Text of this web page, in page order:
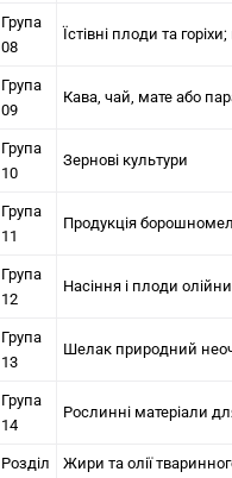
Група
08
Їстівні плоди та
Група
09
Кава, чай, мате або
Група
10
Зернові культури
Група
11
Продукція
Група
12
Насіння і плоди
Група
13
Шелак природний
Група
14
Рослинні матеріали
Розділ
Жири та олії